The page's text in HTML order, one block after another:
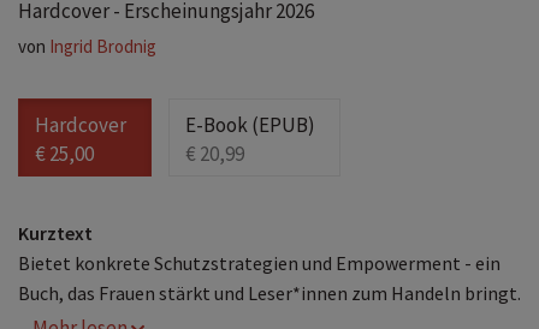
Hardcover - Erscheinungsjahr 2026
von Ingrid Brodnig
Hardcover
€ 25,00
E-Book (EPUB)
€ 20,99
Kurztext
Bietet konkrete Schutzstrategien und Empowerment - ein
Buch, das Frauen stärkt und Leser*innen zum Handeln bringt.